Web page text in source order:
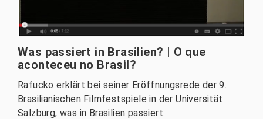
Was passiert in Brasilien? | O que
aconteceu no Brasil?
Rafucko erklärt bei seiner Eröffnungsrede der 9.
Brasilianischen Filmfestspiele in der Universität
Salzburg, was in Brasilien passiert.